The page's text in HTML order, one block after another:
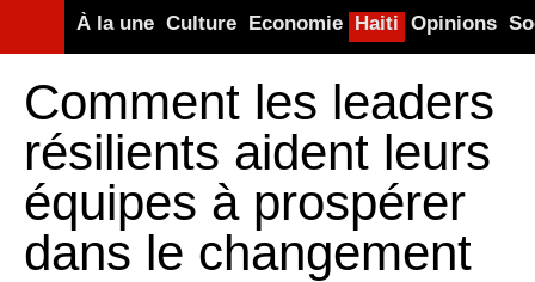
À la une Culture Economie Haiti Opinions
Comment les leaders
résilients aident leurs
équipes à prospérer
dans le changement